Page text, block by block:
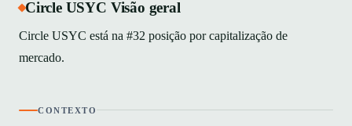
Circle USYC Visão geral
Circle USYC está na #32 posição por capitalização de
mercado.
CONTEXTO